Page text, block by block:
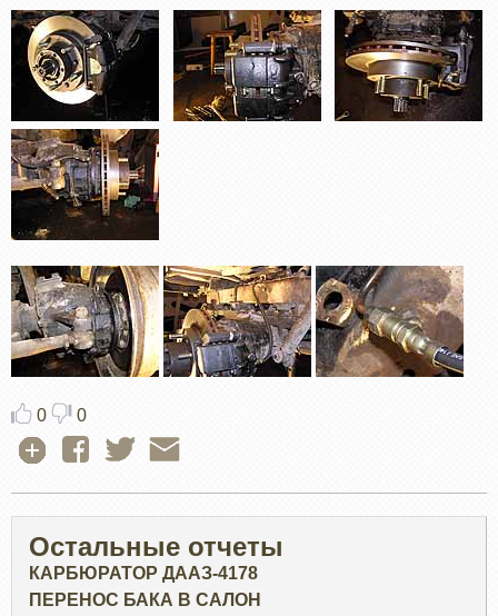
0 0
Остальные отчеты
КАРБЮРАТОР ДААЗ-4178
ПЕРЕНОС БАКА В САЛОН